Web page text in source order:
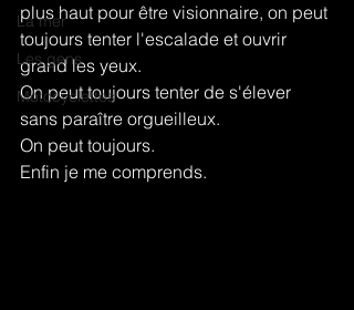
La mer
Les gens
Motocyclettes
plus haut pour être visionnaire, on peut
toujours tenter l'escalade et ouvrir
grand les yeux.
On peut toujours tenter de s'élever
sans paraître orgueilleux.
On peut toujours.
Enfin je me comprends.